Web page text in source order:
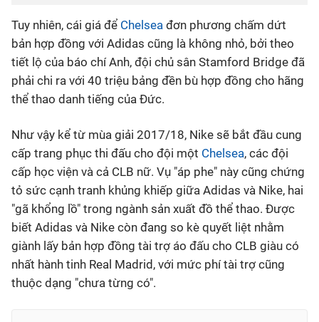
Tuy nhiên, cái giá để Chelsea đơn phương chấm dứt
bản hợp đồng với Adidas cũng là không nhỏ, bởi theo
tiết lộ của báo chí Anh, đội chủ sân Stamford Bridge đã
phải chi ra với 40 triệu bảng đền bù hợp đồng cho hãng
thể thao danh tiếng của Đức.
Như vậy kể từ mùa giải 2017/18, Nike sẽ bắt đầu cung
cấp trang phục thi đấu cho đội một Chelsea, các đội
cấp học viện và cả CLB nữ. Vụ "áp phe" này cũng chứng
tỏ sức cạnh tranh khủng khiếp giữa Adidas và Nike, hai
"gã khổng lồ" trong ngành sản xuất đồ thể thao. Được
biết Adidas và Nike còn đang so kè quyết liệt nhằm
giành lấy bản hợp đồng tài trợ áo đấu cho CLB giàu có
nhất hành tinh Real Madrid, với mức phí tài trợ cũng
thuộc dạng "chưa từng có".